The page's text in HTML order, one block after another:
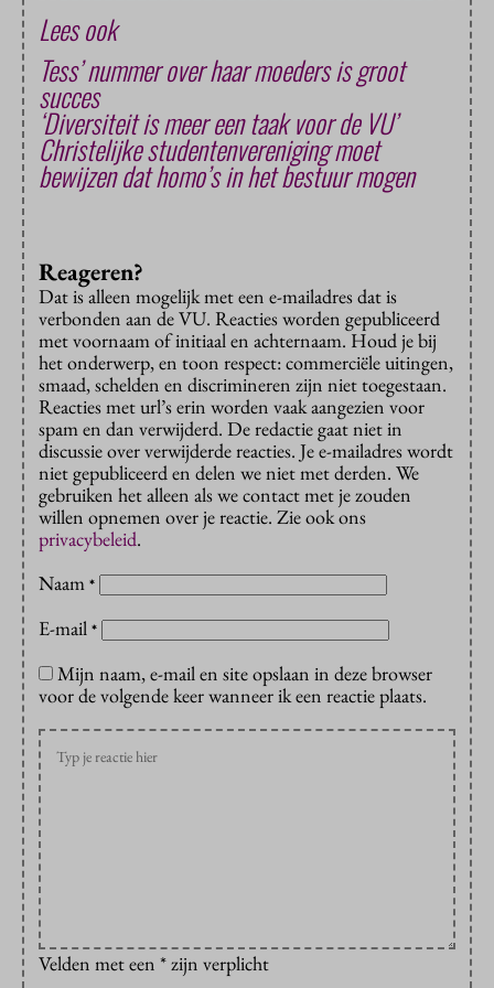
Lees ook
Tess’ nummer over haar moeders is groot
succes
‘Diversiteit is meer een taak voor de VU’
Christelijke studentenvereniging moet
bewijzen dat homo’s in het bestuur mogen
Reageren?
Dat is alleen mogelijk met een e-mailadres dat is
verbonden aan de VU. Reacties worden gepubliceerd
met voornaam of initiaal en achternaam. Houd je bij
het onderwerp, en toon respect: commerciële uitingen,
smaad, schelden en discrimineren zijn niet toegestaan.
Reacties met url’s erin worden vaak aangezien voor
spam en dan verwijderd. De redactie gaat niet in
discussie over verwijderde reacties. Je e-mailadres wordt
niet gepubliceerd en delen we niet met derden. We
gebruiken het alleen als we contact met je zouden
willen opnemen over je reactie. Zie ook ons
privacybeleid.
Naam *
E-mail *
Mijn naam, e-mail en site opslaan in deze browser
voor de volgende keer wanneer ik een reactie plaats.
Velden met een * zijn verplicht